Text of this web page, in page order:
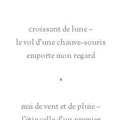
croissant de lune –
le vol d’une chauve-souris
emporte mon regard
*
mai de vent et de pluie –